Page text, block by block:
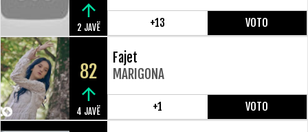
2 JAVË +13 VOTO
82
4 JAVË
Fajet
MARIGONA
+1 VOTO